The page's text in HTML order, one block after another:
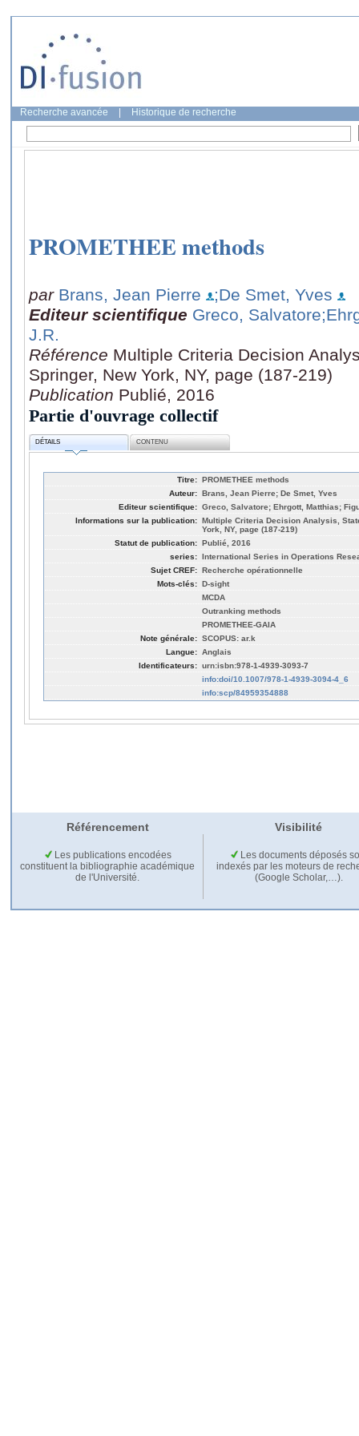
Recherche avancée Historique de recherche
PROMETHEE methods
par Brans, Jean Pierre
;De Smet, Yves
Editeur scientifique Greco, Salvatore
J.R.
Référence Multiple Criteria Decision
Springer, New York, NY, page (187-219)
Publication Publié, 2016
Partie d'ouvrage collectif
DÉTAILS CONTENU
Titre: PROMETHEE methods
Auteur: Brans, Jean Pierre; De Smet, Yves
Editeur scientifique: Greco, Salvatore; Ehrgott, Matthias;
Informations sur la publication: Multiple Criteria Decision Analysis,
York, NY, page (187-219)
Statut de publication: Publié, 2016
series: International Series in Operations
Sujet CREF: Recherche opérationnelle
Mots-clés: D-sight
MCDA
Outranking methods
PROMETHEE-GAIA
Note générale: SCOPUS: ar.k
Langue: Anglais
Identificateurs: urn:isbn:978-1-4939-3093-7
info:doi/10.1007/978-1-4939-3094-4_6
info:scp/84959354888
Référencement Visibilité
Les publications encodées
constituent la bibliographie académique
de l'Université.
Les documents déposés
indexés par les moteurs de
(Google Scholar,…).